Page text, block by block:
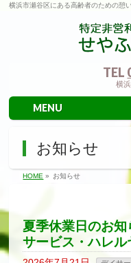
横浜市瀬谷区にある高齢者のための憩
TEL
横
MENU
お知らせ
HOME » お知らせ
夏季休業日のお知
サービス・ハレル